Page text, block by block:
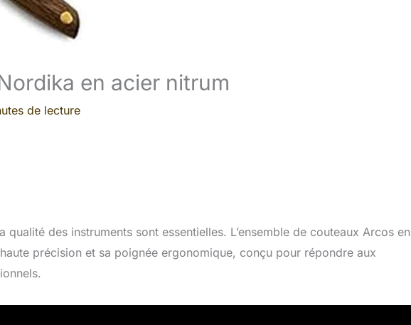
en acier nitrum
de lecture
des instruments sont essentielles. L’ensemble de couteaux Arcos en
précision et sa poignée ergonomique, conçu pour répondre aux